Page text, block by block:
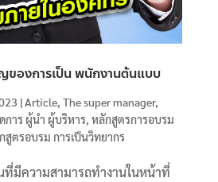
องการเป็น พนักงานต้นแบบ
|Article, The super manager,
การ ผู้นำ ผู้บริหาร, หลักสูตรการอบรม
สูตรอบรม การเป็นวิทยากร
มีความสามารถทำงานในหน้าที่